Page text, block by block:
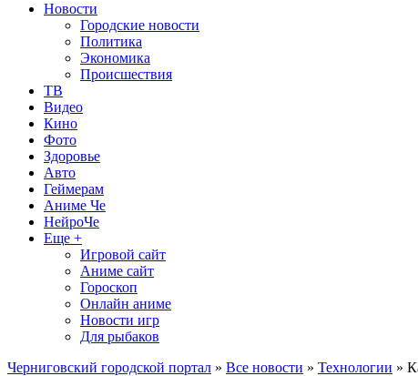
Новости
Городские новости
Политика
Экономика
Происшествия
ТВ
Видео
Кино
Фото
Здоровье
Авто
Геймерам
Аниме Че
НейроЧе
Еще +
Игровой сайт
Аниме сайт
Гороскоп
Онлайн аниме
Новости игр
Для рыбаков
Черниговский городской портал » Все новости » Технологии »